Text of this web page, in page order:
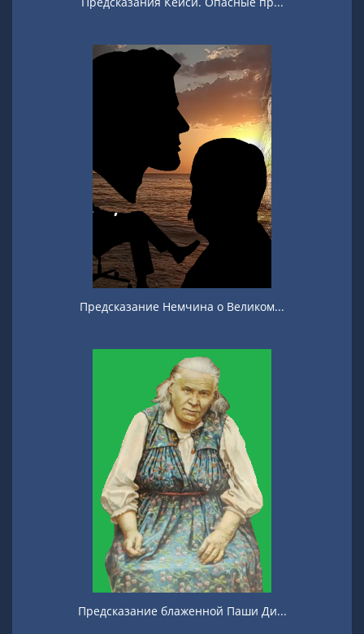
Предсказание Немчина о Великом...
Предсказание блаженной Паши Ди...